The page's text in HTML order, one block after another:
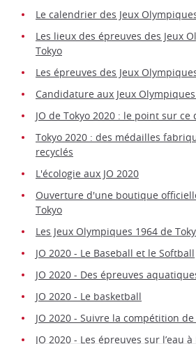
Le calendrier des Jeux
Les lieux des épreuves des Jeux
Tokyo
Les épreuves des Jeux
Candidature aux Jeux
JO de Tokyo 2020 : le point sur
Tokyo 2020 : des médailles
recyclés
L'écologie aux JO 2020
Ouverture d'une boutique
Tokyo
Les Jeux Olympiques 1964 de
JO 2020 - Le Baseball et le Softball
JO 2020 - Des épreuves
JO 2020 - Le basketball
JO 2020 - Suivre la compétition
JO 2020 - Les épreuves sur l’eau